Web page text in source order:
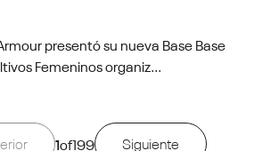
presentó su nueva Base Base
Femeninos organiz...
1of199 Siguiente